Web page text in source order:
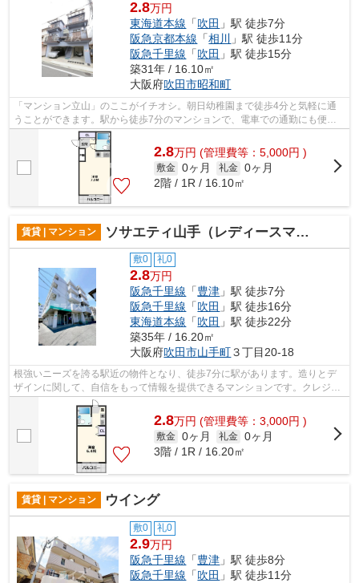
2.8万円
東海道本線 「吹田 」駅 徒歩7分
阪急京都本線 「相川
」駅 徒歩11分
阪急千里線 「吹田 」駅 徒歩15分
築31年 / 16.10㎡
大阪府吹田市昭和町
「マンション立山」のここがイチオシ。朝日幼稚園まで徒歩4分と気軽に通
うことができます。駅から徒歩7分のマンションで、電車での通勤にも便利
な立地です。造りとデザインに関して、...
2.8万円 (管理費等：5,000円 )
敷金 0ヶ月 礼金 0ヶ月
2階 / 1R / 16.10㎡
賃貸 | マンション ソサエティ山手（レディースマンション）
敷0 礼0
2.8万円
阪急千里線 「豊津 」駅 徒歩7分
阪急千里線 「吹田 」駅 徒歩16分
東海道本線 「吹田 」駅 徒歩22分
築35年 / 16.20㎡
大阪府吹田市山手町３丁目20-18
根強いニーズを誇る駅近の物件となり、徒歩7分に駅があります。造りとデ
ザインに関して、自信をもって情報を提供できるマンションです。クレジッ
トカードで初期費用をお支払いいただけ...
2.8万円 (管理費等：3,000円 )
敷金 0ヶ月 礼金 0ヶ月
3階 / 1R / 16.20㎡
賃貸 | マンション ウイング
敷0 礼0
2.9万円
阪急千里線 「豊津 」駅 徒歩8分
阪急千里線 「吹田 」駅 徒歩11分